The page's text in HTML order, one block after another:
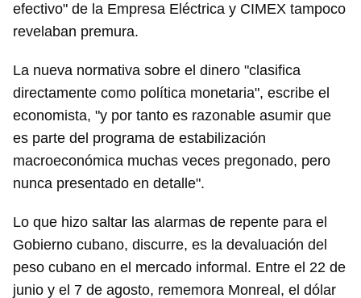
efectivo" de la Empresa Eléctrica y CIMEX tampoco
revelaban premura.
La nueva normativa sobre el dinero "clasifica
directamente como política monetaria", escribe el
economista, "y por tanto es razonable asumir que
es parte del programa de estabilización
macroeconómica muchas veces pregonado, pero
nunca presentado en detalle".
Lo que hizo saltar las alarmas de repente para el
Gobierno cubano, discurre, es la devaluación del
peso cubano en el mercado informal. Entre el 22 de
junio y el 7 de agosto, rememora Monreal, el dólar